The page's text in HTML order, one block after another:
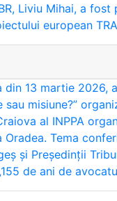
Liviu Mihai, a
european
din 13 martie 2026,
misiune?”
al INPPA
Tema
și Președinții
de ani de